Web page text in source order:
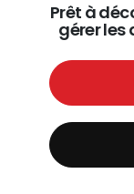
Prêt à
gérer les